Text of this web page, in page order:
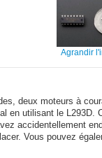
Agrandir
deux moteurs à
en utilisant le
accidentellement
Vous pouvez